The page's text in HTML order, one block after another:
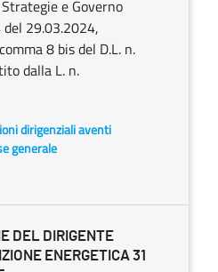
e Governo
29.03.2024,
8 bis del D.L. n.
dalla L. n.
dirigenziali aventi
generale
DEL DIRIGENTE
ENERGETICA 31